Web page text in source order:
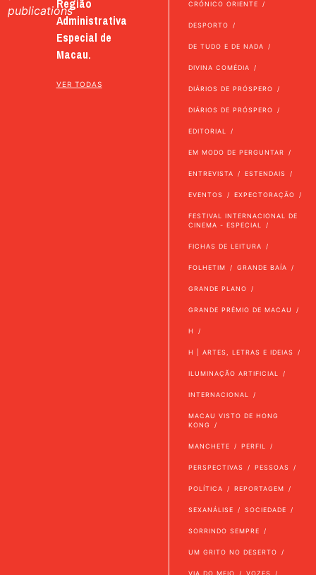
publicationsRegião
Administrativa
Especial de
Macau.
VER TODAS
CRÓNICO ORIENTE
DESPORTO
DE TUDO E DE NADA
DIVINA COMÉDIA
DIÁRIOS DE PRÓSPERO
DIÁRIOS DE PRÓSPERO
EDITORIAL
EM MODO DE PERGUNTAR
ENTREVISTA ESTENDAIS
EVENTOS EXPECTORAÇÃO
FESTIVAL INTERNACIONAL DE
CINEMA - ESPECIAL
FICHAS DE LEITURA
FOLHETIM GRANDE BAÍA
GRANDE PLANO
GRANDE PRÉMIO DE MACAU
H
H | ARTES, LETRAS E IDEIAS
ILUMINAÇÃO ARTIFICIAL
INTERNACIONAL
MACAU VISTO DE HONG
KONG
MANCHETE PERFIL
PERSPECTIVAS PESSOAS
POLÍTICA REPORTAGEM
SEXANÁLISE SOCIEDADE
SORRINDO SEMPRE
UM GRITO NO DESERTO
VIA DO MEIO VOZES